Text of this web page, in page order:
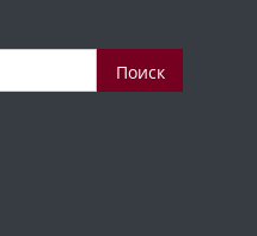
Найти: